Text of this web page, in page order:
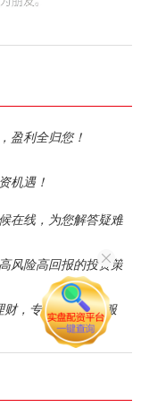
盈利全归您！
机遇！
在线，为您解答疑难
风险高回报的投资策
财，专业资产配置服